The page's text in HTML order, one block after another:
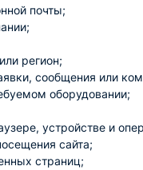
почты;
регион;
сообщения или
оборудовании;
устройстве и
сайта;
страниц;